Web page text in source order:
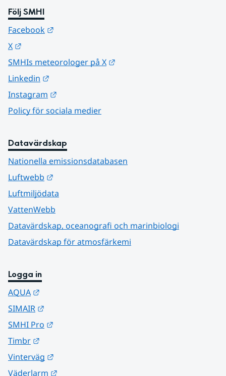
Följ SMHI
Facebook
X
SMHIs meteorologer på X
Linkedin
Instagram
Policy för sociala medier
Datavärdskap
Nationella emissionsdatabasen
Luftwebb
Luftmiljödata
VattenWebb
Datavärdskap, oceanografi och marinbiologi
Datavärdskap för atmosfärkemi
Logga in
AQUA
SIMAIR
SMHI Pro
Timbr
Vinterväg
Väderlarm